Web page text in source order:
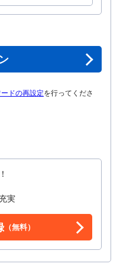
ドの再設定を行ってくださ
実
（無料）